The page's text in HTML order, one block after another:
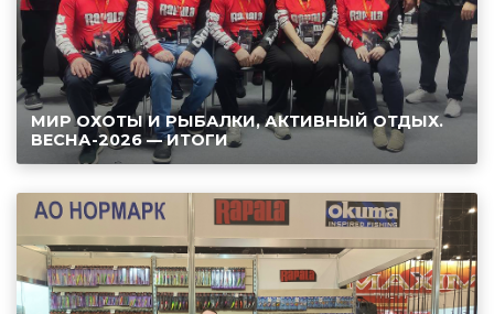
МИР ОХОТЫ И РЫБАЛКИ, АКТИВНЫЙ ОТДЫХ.
ВЕСНА-2026 — ИТОГИ